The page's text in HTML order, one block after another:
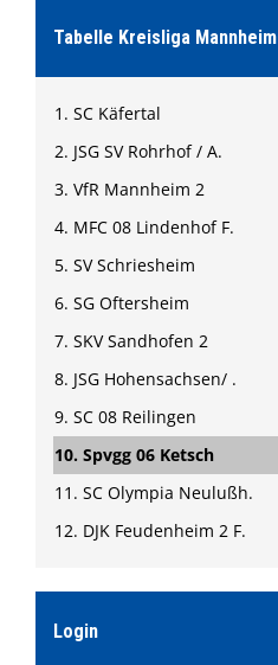
Tabelle Kreisliga Mannheim
1. SC Käfertal
2. JSG SV Rohrhof / A.
3. VfR Mannheim 2
4. MFC 08 Lindenhof F.
5. SV Schriesheim
6. SG Oftersheim
7. SKV Sandhofen 2
8. JSG Hohensachsen/ .
9. SC 08 Reilingen
10. Spvgg 06 Ketsch
11. SC Olympia Neulußh.
12. DJK Feudenheim 2 F.
Login